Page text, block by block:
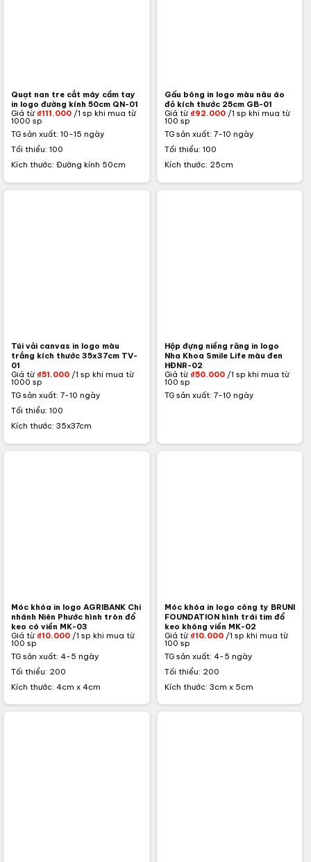
Quạt nan tre cắt máy cầm tay
in logo đường kính 50cm QN-01
Giá từ ₫111.000 /1 sp khi mua từ
1000 sp
TG sản xuất: 10-15 ngày
Tối thiểu: 100
Kích thước: Đường kính 50cm
Gấu bông in logo màu nâu áo
đỏ kích thước 25cm GB-01
Giá từ ₫92.000/1 sp khi mua từ
100 sp
TG sản xuất: 7-10 ngày
Tối thiểu: 100
Kích thước: 25cm
Túi vải canvas in logo màu
trắng kích thước 35x37cm TV-
01
Giá từ ₫51.000 /1 sp khi mua từ
1000 sp
TG sản xuất: 7-10 ngày
Tối thiểu: 100
Kích thước: 35x37cm
Hộp đựng niềng răng in logo
Nha Khoa Smile Life màu đen
HĐNR-02
Giá từ ₫50.000/1 sp khi mua từ
100 sp
TG sản xuất: 7-10 ngày
Móc khóa in logo AGRIBANK Chi
nhánh Niên Phước hình tròn đổ
keo có viền MK-03
Giá từ ₫10.000 /1 sp khi mua từ
100 sp
TG sản xuất: 4-5 ngày
Tối thiểu: 200
Kích thước: 4cm x 4cm
Móc khóa in logo công ty BRUNI
FOUNDATION hình trái tim đổ
keo không viền MK-02
Giá từ ₫10.000/1 sp khi mua từ
100 sp
TG sản xuất: 4-5 ngày
Tối thiểu: 200
Kích thước: 3cm x 5cm